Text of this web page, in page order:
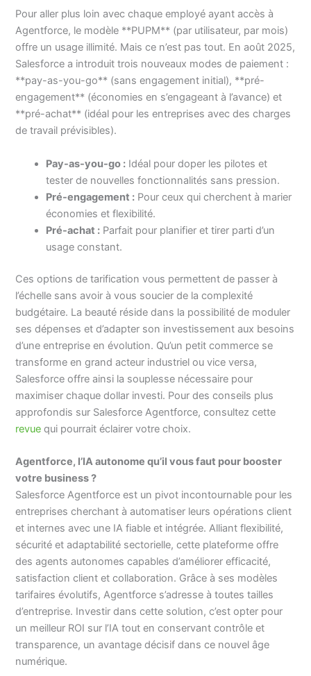
Pour aller plus loin avec chaque employé ayant accès à
Agentforce, le modèle **PUPM** (par utilisateur, par mois)
offre un usage illimité. Mais ce n’est pas tout. En août 2025,
Salesforce a introduit trois nouveaux modes de paiement :
**pay-as-you-go** (sans engagement initial), **pré-
engagement** (économies en s’engageant à l’avance) et
**pré-achat** (idéal pour les entreprises avec des charges
de travail prévisibles).
Pay-as-you-go : Idéal pour doper les pilotes et
tester de nouvelles fonctionnalités sans pression.
Pré-engagement : Pour ceux qui cherchent à marier
économies et flexibilité.
Pré-achat : Parfait pour planifier et tirer parti d’un
usage constant.
Ces options de tarification vous permettent de passer à
l’échelle sans avoir à vous soucier de la complexité
budgétaire. La beauté réside dans la possibilité de moduler
ses dépenses et d’adapter son investissement aux besoins
d’une entreprise en évolution. Qu’un petit commerce se
transforme en grand acteur industriel ou vice versa,
Salesforce offre ainsi la souplesse nécessaire pour
maximiser chaque dollar investi. Pour des conseils plus
approfondis sur Salesforce Agentforce, consultez cette
revue qui pourrait éclairer votre choix.
Agentforce, l’IA autonome qu’il vous faut pour booster
votre business ?
Salesforce Agentforce est un pivot incontournable pour les
entreprises cherchant à automatiser leurs opérations client
et internes avec une IA fiable et intégrée. Alliant flexibilité,
sécurité et adaptabilité sectorielle, cette plateforme offre
des agents autonomes capables d’améliorer efficacité,
satisfaction client et collaboration. Grâce à ses modèles
tarifaires évolutifs, Agentforce s’adresse à toutes tailles
d’entreprise. Investir dans cette solution, c’est opter pour
un meilleur ROI sur l’IA tout en conservant contrôle et
transparence, un avantage décisif dans ce nouvel âge
numérique.